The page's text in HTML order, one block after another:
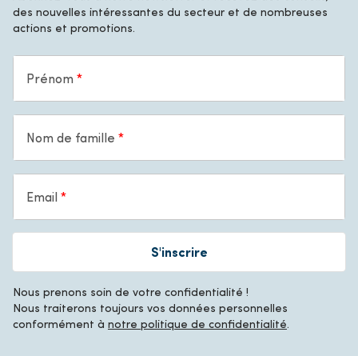
des nouvelles intéressantes du secteur et de nombreuses
actions et promotions.
Prénom
Nom de famille
Email
S'inscrire
Nous prenons soin de votre confidentialité !
Nous traiterons toujours vos données personnelles
conformément à notre politique de confidentialité.